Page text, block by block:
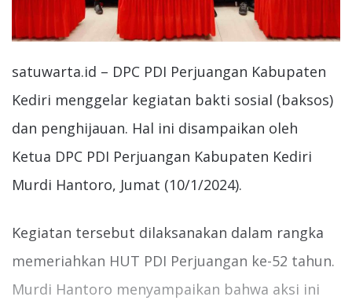
satuwarta.id – DPC PDI Perjuangan Kabupaten
Kediri menggelar kegiatan bakti sosial (baksos)
dan penghijauan. Hal ini disampaikan oleh
Ketua DPC PDI Perjuangan Kabupaten Kediri
Murdi Hantoro, Jumat (10/1/2024).
Kegiatan tersebut dilaksanakan dalam rangka
memeriahkan HUT PDI Perjuangan ke-52 tahun.
Murdi Hantoro menyampaikan bahwa aksi ini